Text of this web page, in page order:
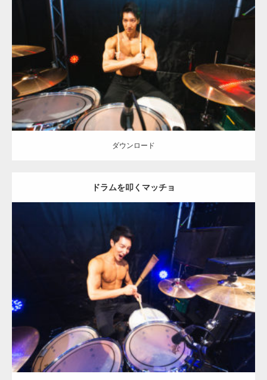
Update:2023.02.11
Category: ロックなマッチョ オレンジの人
天神 (福岡)
ダウンロード
ダウンロード
ドラムを叩くマッチョ
Update:2023.02.11
ロックなマッチョ オレンジの人 AKIHITO(細マッチョ) 大
胸筋 肩 天神 (福岡)
ダウンロード